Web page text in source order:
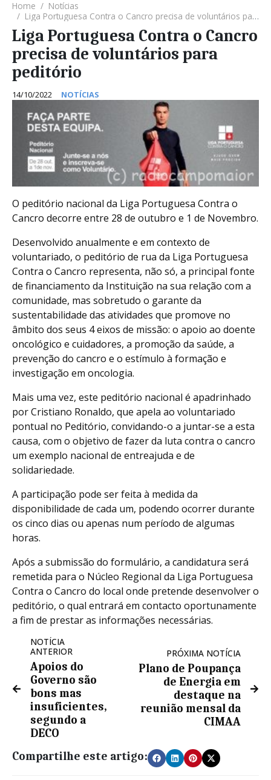
Home
Notícias
Liga Portuguesa Contra o Cancro precisa de voluntários para peditório
Liga Portuguesa Contra o Cancro
precisa de voluntários para
peditório
14/10/2022 NOTÍCIAS
O peditório nacional da Liga Portuguesa Contra o
Cancro decorre entre 28 de outubro e 1 de Novembro.
Desenvolvido anualmente e em contexto de
voluntariado, o peditório de rua da Liga Portuguesa
Contra o Cancro representa, não só, a principal fonte
de financiamento da Instituição na sua relação com a
comunidade, mas sobretudo o garante da
sustentabilidade das atividades que promove no
âmbito dos seus 4 eixos de missão: o apoio ao doente
oncológico e cuidadores, a promoção da saúde, a
prevenção do cancro e o estímulo à formação e
investigação em oncologia.
Mais uma vez, este peditório nacional é apadrinhado
por Cristiano Ronaldo, que apela ao voluntariado
pontual no Peditório, convidando-o a juntar-se a esta
causa, com o objetivo de fazer da luta contra o cancro
um exemplo nacional de entreajuda e de
solidariedade.
A participação pode ser feita à medida da
disponibilidade de cada um, podendo ocorrer durante
os cinco dias ou apenas num período de algumas
horas.
Após a submissão do formulário, a candidatura será
remetida para o Núcleo Regional da Liga Portuguesa
Contra o Cancro do local onde pretende desenvolver o
peditório, o qual entrará em contacto oportunamente
a fim de prestar as informações necessárias.
NOTÍCIA
ANTERIOR
Apoios do
Governo são
bons mas
insuficientes,
segundo a
DECO
PRÓXIMA NOTÍCIA
Plano de Poupança
de Energia em
destaque na
reunião mensal da
CIMAA
Compartilhe este artigo: